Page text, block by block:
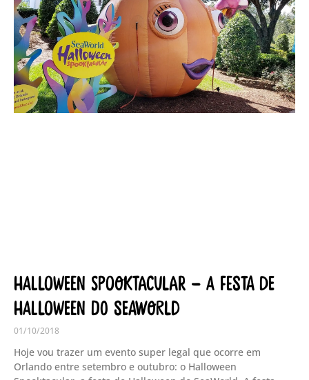
Halloween Spooktacular – A festa de
Halloween do SeaWorld
01/10/2018
Hoje vou trazer um evento super legal que ocorre em
Orlando entre setembro e outubro: o Halloween